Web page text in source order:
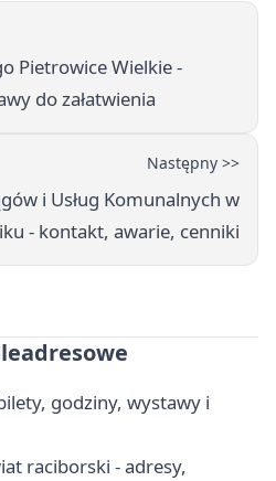
Pietrowice Wielkie -
do załatwienia
Następny >>
i Usług Komunalnych w
- kontakt, awarie, cenniki
godziny, wystawy i
raciborski - adresy,